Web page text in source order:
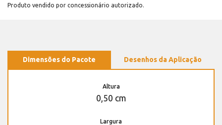
Produto vendido por concessionário autorizado.
Dimensões do Pacote Desenhos da Aplicação
Altura
0,50 cm
Largura